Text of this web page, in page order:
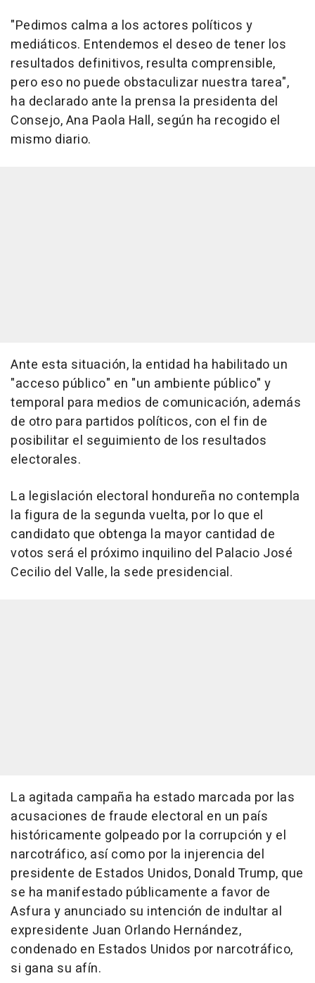
"Pedimos calma a los actores políticos y
mediáticos. Entendemos el deseo de tener los
resultados definitivos, resulta comprensible,
pero eso no puede obstaculizar nuestra tarea",
ha declarado ante la prensa la presidenta del
Consejo, Ana Paola Hall, según ha recogido el
mismo diario.
Ante esta situación, la entidad ha habilitado un
"acceso público" en "un ambiente público" y
temporal para medios de comunicación, además
de otro para partidos políticos, con el fin de
posibilitar el seguimiento de los resultados
electorales.
La legislación electoral hondureña no contempla
la figura de la segunda vuelta, por lo que el
candidato que obtenga la mayor cantidad de
votos será el próximo inquilino del Palacio José
Cecilio del Valle, la sede presidencial.
La agitada campaña ha estado marcada por las
acusaciones de fraude electoral en un país
históricamente golpeado por la corrupción y el
narcotráfico, así como por la injerencia del
presidente de Estados Unidos, Donald Trump, que
se ha manifestado públicamente a favor de
Asfura y anunciado su intención de indultar al
expresidente Juan Orlando Hernández,
condenado en Estados Unidos por narcotráfico,
si gana su afín.